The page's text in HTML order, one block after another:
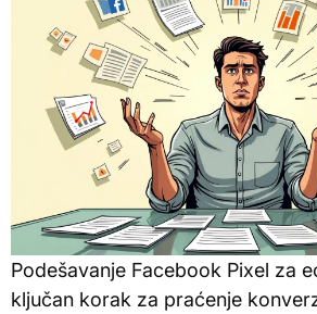
Podešavanje Facebook Pixel za
ključan korak za praćenje